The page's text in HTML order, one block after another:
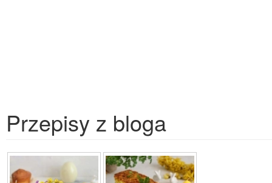
Przepisy z bloga